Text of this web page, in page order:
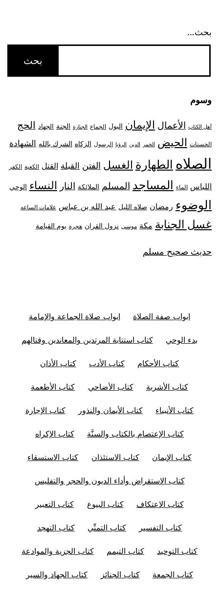
بحث…
وسوم
أهل الكتاب الأعمال الإيمان البول الجماع الجنازة الجنة الجهاد الحج
الحسنات الحيض الخمر الدين الرؤيا الرسول الزكاه الشرك بالله الشهادة
الصلاه الطهارة الغسل الفتن القبلة القتل الكعبة الكفر
اللباس الماء المساجد المسلم الملائكة النار النساء الوحي
الوضوء رمضان صلاه الليل عبد الله بن عباس علامات الساعه
غسل الجنابة مكة موسى نزول القران هجرة يوم القيامة
حديث صحيح مسلم
ابواب صفة الصلاة ابواب صلاة الجماعة والإمامة
بدء الوحي كتاب استتابة المرتدين والمعاندين وقتالهم
كتاب الأحكام كتاب الأدب كتاب الأذان
كتاب الأشربة كتاب الأضاحي كتاب الأطعمة
كتاب الأنبياء كتاب الأيمان والنذور كتاب الإجارة
كتاب الإعتصام بالكتاب والسنَّة كتاب الإكراه
كتاب الإيمان كتاب الاستئذان كتاب الاستسقاء
كتاب الاستقراض وأداء الديون والحجر والتفليس
كتاب الاعتكاف كتاب البيوع كتاب التعبير
كتاب التفسير كتاب التمنِّي كتاب التهجد
كتاب التوحيد كتاب التيمم كتاب الجزية والموادعة
كتاب الجمعة كتاب الجنائز كتاب الجهاد والسير